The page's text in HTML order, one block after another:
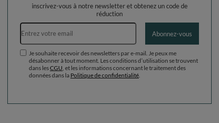
inscrivez-vous à notre newsletter et obtenez un code de
réduction
Adresse e-mail
Abonnez-vous
Je souhaite recevoir des newsletters par e-mail. Je peux me
désabonner à tout moment. Les conditions d’utilisation se trouvent
dans lesCGU , et les informations concernant le traitement des
données dans la Politique de confidentialité